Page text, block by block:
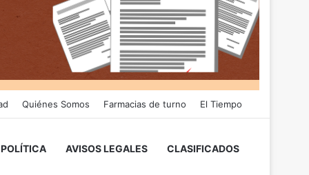
Quiénes Somos Farmacias de turno El Tiempo
POLÍTICA AVISOS LEGALES CLASIFICADOS